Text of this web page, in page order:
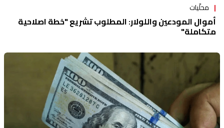
محلّيات
أموال المودعين واللولار: المطلوب تشريع "خطة اصلاحية
متكاملة"